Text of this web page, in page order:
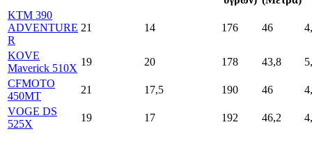
KTM 390
ADVENTURE
R
21 14 176 46
KOVE
Maverick 510X
19 20 178 43,8
CFMOTO
450MT
21 17,5 190 46
VOGE DS
525X
19 17 192 46,2